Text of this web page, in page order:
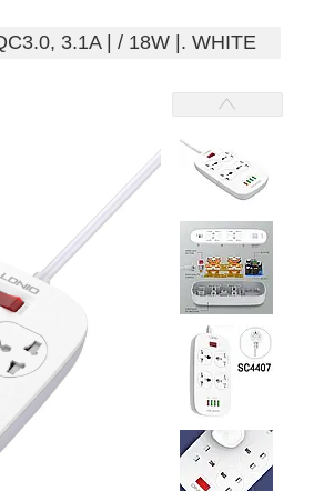
3.1A | / 18W |. WHITE